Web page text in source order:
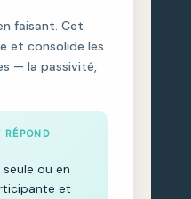
faisant. Cet
et consolide les
— la passivité,
RÉPOND
ou en
et